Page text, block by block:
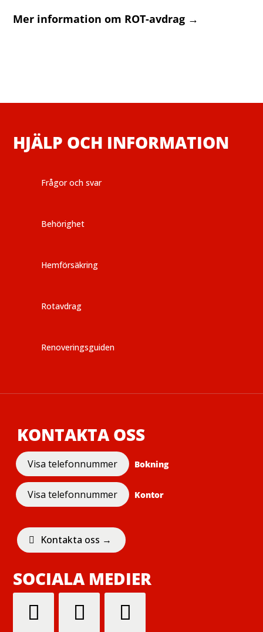
Mer information om ROT-avdrag →
HJÄLP OCH INFORMATION
Frågor och svar
Behörighet
Hemförsäkring
Rotavdrag
Renoveringsguiden
KONTAKTA OSS
Visa telefonnummer Bokning
Visa telefonnummer Kontor
Kontakta oss →
SOCIALA MEDIER